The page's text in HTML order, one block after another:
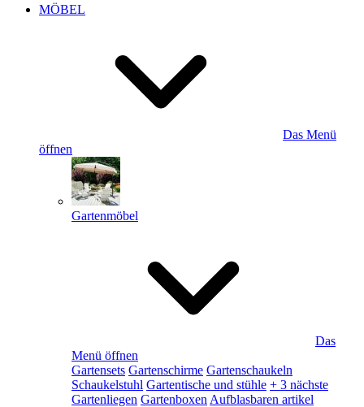
MÖBEL
Das Menü
öffnen
Gartenmöbel
Das
Menü öffnen
Gartensets Gartenschirme Gartenschaukeln
Schaukelstuhl Gartentische und stühle + 3 nächste
Gartenliegen Gartenboxen Aufblasbaren artikel